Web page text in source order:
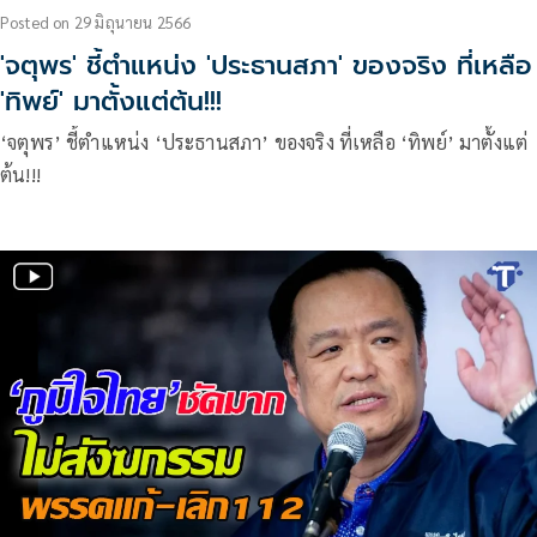
Posted on 29 มิถุนายน 2566
'จตุพร' ชี้ตำแหน่ง 'ประธานสภา' ของจริง ที่เหลือ
'ทิพย์' มาตั้งแต่ต้น!!!
‘จตุพร’ ชี้ตำแหน่ง ‘ประธานสภา’ ของจริง ที่เหลือ ‘ทิพย์’ มาตั้งแต่
ต้น!!!